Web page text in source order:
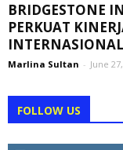
BRIDGESTONE
PERKUAT
INTERNASIONAL
Marlina Sultan - June
FOLLOW US